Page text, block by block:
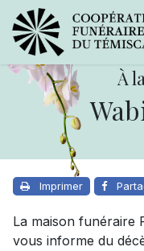
À
Imprimer
La maison funéraire
vous informe du